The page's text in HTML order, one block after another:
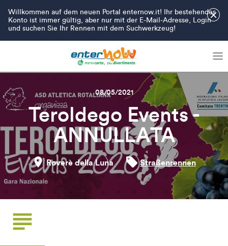
×
Willkommen auf dem neuen Portal enternow.it! Ihr bestehendes
Konto ist immer gültig, aber nur mit der E-Mail-Adresse, Login
und suchen Sie Ihr Rennen mit dem Suchwerkzeug!
08/05/2021
Teroldego Events -
ANNULLATA
Roverè della Luna Straßenrennen